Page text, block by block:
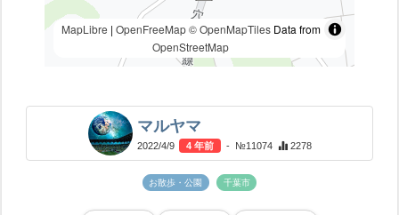
MapLibre | OpenFreeMap © OpenMapTilesData from
OpenStreetMap
マルヤマ
2022/4/9 4 年前 - №11074 2278
お散歩・公園 千葉市